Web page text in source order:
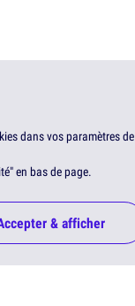
dans vos paramètres de
en bas de page.
& afficher